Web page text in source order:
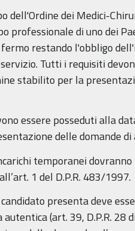
dell'Ordine dei Medici-
professionale di uno dei
restando l'obbligo
Tutti i requisiti
stabilito per la
essere posseduti alla
delle domande di
temporanei
1 del D.P.R. 483/1997.
presenta deve
autentica (art. 39, D.P.R. 28